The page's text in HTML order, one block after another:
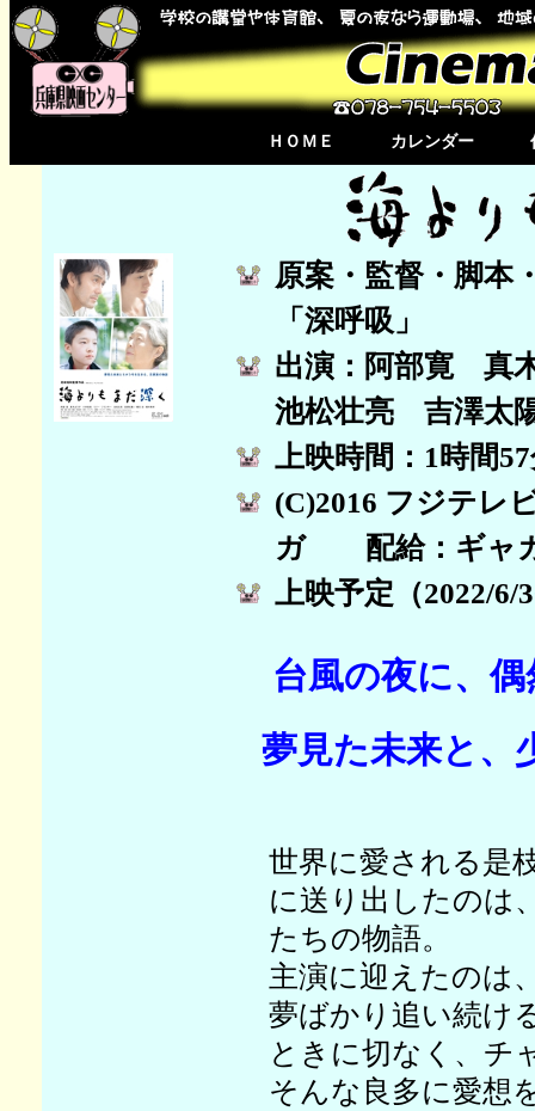
ＨＯＭＥ カレンダー
原案・監督・脚
「深呼吸」
出演：阿部寛
池松壮亮 吉澤太
上映時間：1時間
(C)2016 フジテレ
ガ 配給：ギャ
上映予定（2022/6/
台風の夜に、
夢見た未来と、
世界に愛される是
に送り出したのは
たちの物語。
主演に迎えたのは
夢ばかり追い続け
ときに切なく、チ
そんな良多に愛想